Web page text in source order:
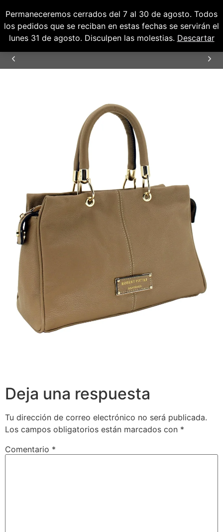
Permaneceremos cerrados del 7 al 30 de agosto. Todos
los pedidos que se reciban en estas fechas se servirán el
lunes 31 de agosto. Disculpen las molestias. Descartar
0,00€
0
Deja una respuesta
Tu dirección de correo electrónico no será publicada.
Los campos obligatorios están marcados con *
Comentario *